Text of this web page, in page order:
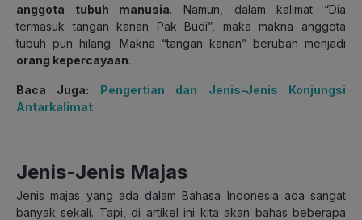
anggota tubuh manusia. Namun, dalam kalimat “Dia
termasuk tangan kanan Pak Budi”, maka makna anggota
tubuh pun hilang. Makna “tangan kanan” berubah menjadi
orang kepercayaan.
Baca Juga: Pengertian dan Jenis-Jenis Konjungsi
Antarkalimat
Jenis-Jenis Majas
Jenis majas yang ada dalam Bahasa Indonesia ada sangat
banyak sekali. Tapi, di artikel ini kita akan bahas beberapa